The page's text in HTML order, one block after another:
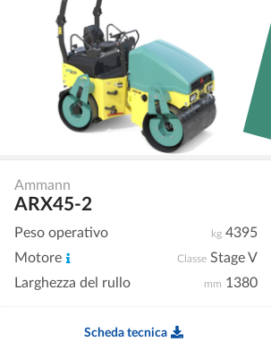
Ammann
ARX45-2
kg4395
Peso operativo
ClasseStage V
Motore
mm 1380
Larghezza del rullo
Scheda tecnica